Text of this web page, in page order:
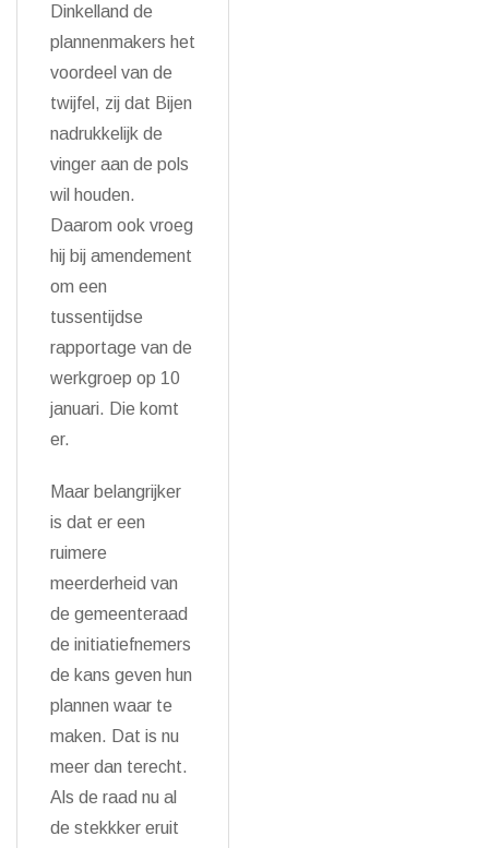
Dinkelland de
plannenmakers het
voordeel van de
twijfel, zij dat Bijen
nadrukkelijk de
vinger aan de pols
wil houden.
Daarom ook vroeg
hij bij amendement
om een
tussentijdse
rapportage van de
werkgroep op 10
januari. Die komt
er.
Maar belangrijker
is dat er een
ruimere
meerderheid van
de gemeenteraad
de initiatiefnemers
de kans geven hun
plannen waar te
maken. Dat is nu
meer dan terecht.
Als de raad nu al
de stekkker eruit